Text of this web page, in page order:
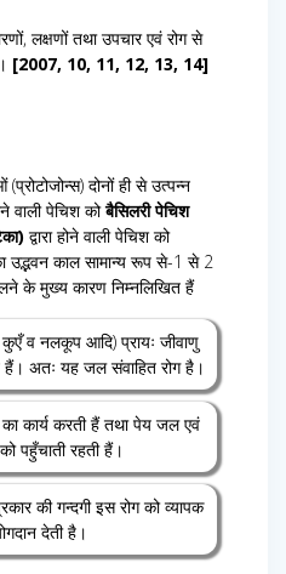
लक्षणों तथा उपचार एवं रोग से
[2007, 10, 11, 12, 13, 14]
दोनों ही से उत्पन्न
वाली पेचिश कोबैसिलरी पेचिश
द्वारा होने वाली पेचिश को
काल सामान्य रूप से-1 से 2
के मुख्य कारण निम्नलिखित हैं
व नलकूप आदि) प्रायः जीवाणु
हैं। अतः यह जल संवाहित रोग है।
कार्य करती हैं तथा पेय जल एवं
पहुँचाती रहती हैं।
की गन्दगी इस रोग को व्यापक
देती है।